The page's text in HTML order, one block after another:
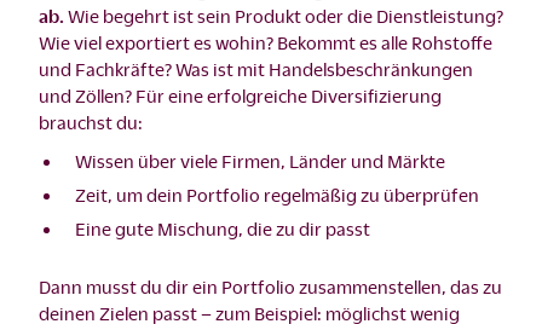
ab. Wie begehrt ist sein Produkt oder die Dienstleistung?
Wie viel exportiert es wohin? Bekommt es alle Rohstoffe
und Fachkräfte? Was ist mit Handelsbeschränkungen
und Zöllen? Für eine erfolgreiche Diversifizierung
brauchst du:
Wissen über viele Firmen, Länder und Märkte
Zeit, um dein Portfolio regelmäßig zu überprüfen
Eine gute Mischung, die zu dir passt
Dann musst du dir ein Portfolio zusammenstellen, das zu
deinen Zielen passt – zum Beispiel: möglichst wenig